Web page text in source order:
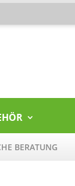
BERATUNG